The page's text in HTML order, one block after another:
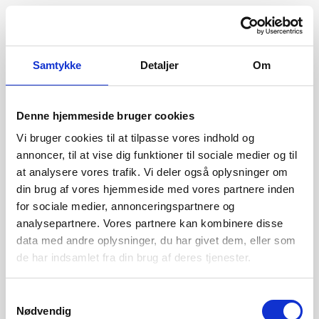
Samtykke Detaljer Om
Denne hjemmeside bruger cookies
Vi bruger cookies til at tilpasse vores indhold og
annoncer, til at vise dig funktioner til sociale medier og til
at analysere vores trafik. Vi deler også oplysninger om
din brug af vores hjemmeside med vores partnere inden
for sociale medier, annonceringspartnere og
analysepartnere. Vores partnere kan kombinere disse
data med andre oplysninger, du har givet dem, eller som
de har indsamlet fra din brug af deres tjenester.
Nødvendig
404